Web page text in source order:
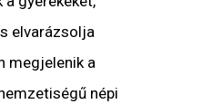
elvarázsolja
megjelenik a
népi